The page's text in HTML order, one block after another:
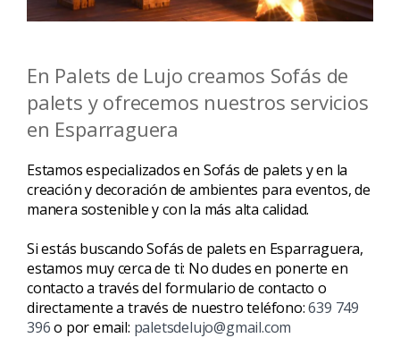
En Palets de Lujo creamos Sofás de
palets y ofrecemos nuestros servicios
en Esparraguera
Estamos especializados en Sofás de palets y en la
creación y decoración de ambientes para eventos, de
manera sostenible y con la más alta calidad.
Si estás buscando Sofás de palets en Esparraguera,
estamos muy cerca de ti: No dudes en ponerte en
contacto a través del formulario de contacto o
directamente a través de nuestro teléfono:639 749
396o por email: paletsdelujo@gmail.com